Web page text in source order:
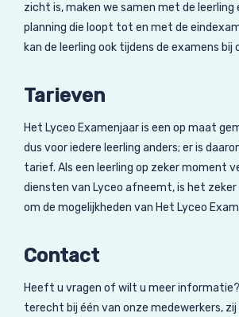
zicht is, maken we samen met de leerling
planning die loopt tot en met de
kan de leerling ook tijdens de examens bij
Tarieven
Het Lyceo Examenjaar is een op maat
dus voor iedere leerling anders; er is
tarief. Als een leerling op zeker moment
diensten van Lyceo afneemt, is het
om de mogelijkheden van Het Lyceo
Contact
Heeft u vragen of wilt u meer
terecht bij één van onze medewerkers, zij